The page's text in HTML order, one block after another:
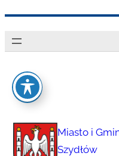
do
Miasto i
Szydłów